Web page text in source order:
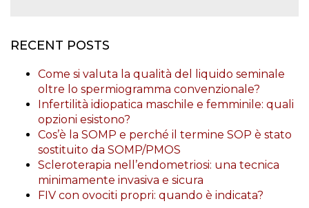
RECENT POSTS
Come si valuta la qualità del liquido seminale
oltre lo spermiogramma convenzionale?
Infertilità idiopatica maschile e femminile: quali
opzioni esistono?
Cos’è la SOMP e perché il termine SOP è stato
sostituito da SOMP/PMOS
Scleroterapia nell’endometriosi: una tecnica
minimamente invasiva e sicura
FIV con ovociti propri: quando è indicata?